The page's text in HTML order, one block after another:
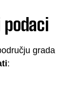
grada
: